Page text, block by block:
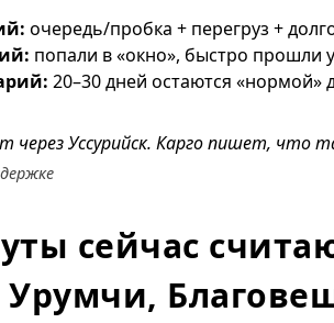
очередь/пробка + перегруз +
попали в «окно», быстро прошли
20–30 дней остаются «нормой»
через Уссурийск. Карго пишет, что
сейчас